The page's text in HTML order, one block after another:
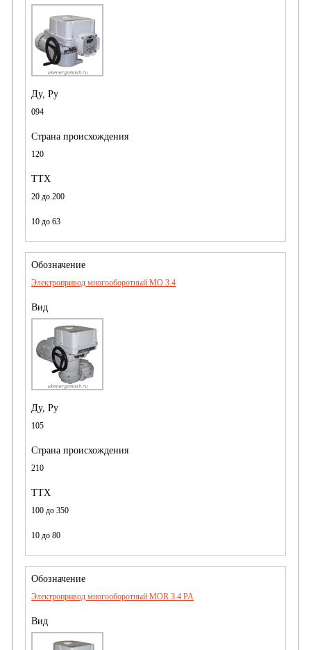
094
120
20 до 200
10 до 63
Электропривод многооборотный MO 3.4
105
210
100 до 350
10 до 80
Электропривод многооборотный MOR 3.4 PA